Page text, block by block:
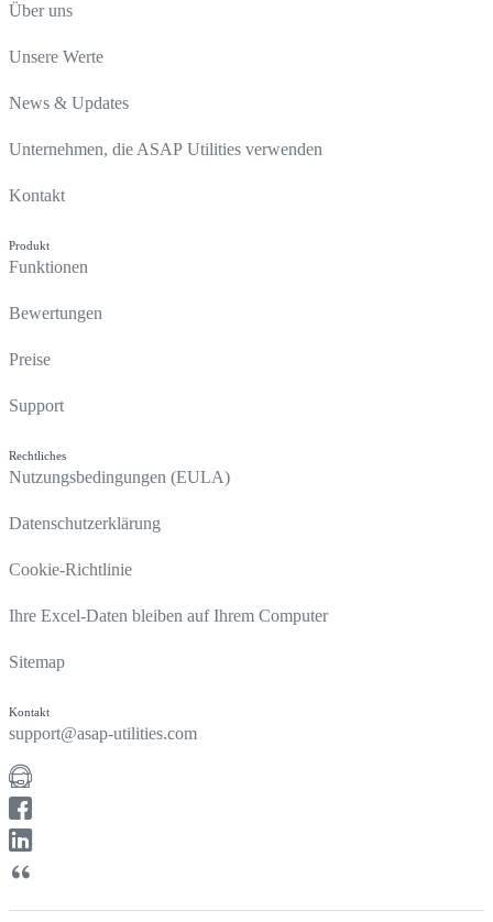
Über uns
Unsere Werte
News & Updates
Unternehmen, die ASAP Utilities verwenden
Kontakt
Produkt
Funktionen
Bewertungen
Preise
Support
Rechtliches
Nutzungsbedingungen (EULA)
Datenschutzerklärung
Cookie-Richtlinie
Ihre Excel-Daten bleiben auf Ihrem Computer
Sitemap
Kontakt
support@asap-utilities.com